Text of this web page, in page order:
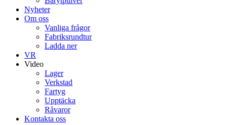
Nyheter
Om oss
Vanliga frågor
Fabriksrundtur
Ladda ner
VR
Video
Lager
Verkstad
Fartyg
Upptäcka
Råvaror
Kontakta oss